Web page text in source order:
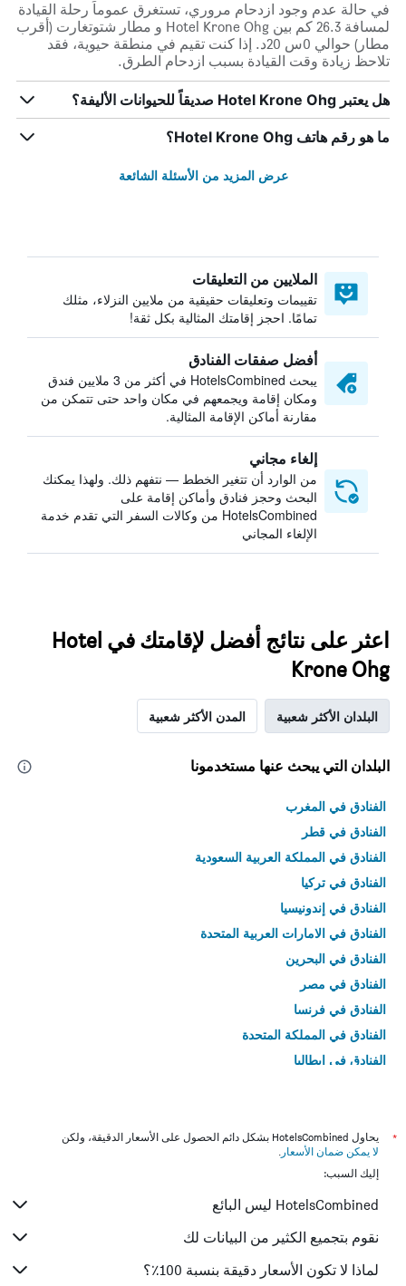
في حالة عدم وجود ازدحام مروري، تستغرق عموماً رحلة القيادة
لمسافة 26.3 كم بين Hotel Krone Ohg و مطار شتوتغارت (أقرب
مطار) حوالي 0س 20د. إذا كنت تقيم في منطقة حيوية، فقد
تلاحظ زيادة وقت القيادة بسبب ازدحام الطرق.
هل يعتبر Hotel Krone Ohg صديقاً للحيوانات الأليفة؟
ما هو رقم هاتف Hotel Krone Ohg؟
عرض المزيد من الأسئلة الشائعة
الملايين من التعليقات
تقييمات وتعليقات حقيقية من ملايين النزلاء، مثلك
تمامًا. احجز إقامتك المثالية بكل ثقة!
أفضل صفقات الفنادق
يبحث HotelsCombined في أكثر من 3 ملايين فندق
ومكان إقامة ويجمعهم في مكان واحد حتى تتمكن من
مقارنة أماكن الإقامة المثالية.
إلغاء مجاني
من الوارد أن تتغير الخطط — نتفهم ذلك. ولهذا يمكنك
البحث وحجز فنادق وأماكن إقامة على
HotelsCombined من وكالات السفر التي تقدم خدمة
الإلغاء المجاني
اعثر على نتائج أفضل لإقامتك في Hotel
Krone Ohg
البلدان الأكثر شعبية المدن الأكثر شعبية
البلدان التي يبحث عنها مستخدمونا
الفنادق في المغرب
الفنادق في قطر
الفنادق في المملكة العربية السعودية
الفنادق في تركيا
الفنادق في إندونيسيا
الفنادق في الامارات العربية المتحدة
الفنادق في البحرين
الفنادق في مصر
الفنادق في فرنسا
الفنادق في المملكة المتحدة
الفنادق في إيطاليا
*
يحاول HotelsCombined بشكل دائم الحصول على الأسعار الدقيقة، ولكن
لا يمكن ضمان الأسعار .
إليك السبب:
HotelsCombined ليس البائع
نقوم بتجميع الكثير من البيانات لك
لماذا لا تكون الأسعار دقيقة بنسبة 100٪؟